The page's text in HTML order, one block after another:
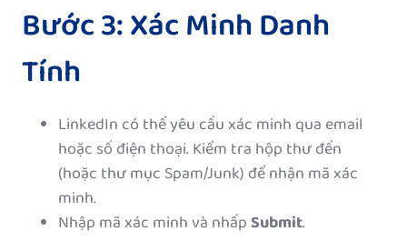
Bước 3: Xác Minh Danh
Tính
LinkedIn có thể yêu cầu xác minh qua email
hoặc số điện thoại. Kiểm tra hộp thư đến
(hoặc thư mục Spam/Junk) để nhận mã xác
minh.
Nhập mã xác minh và nhấp Submit.